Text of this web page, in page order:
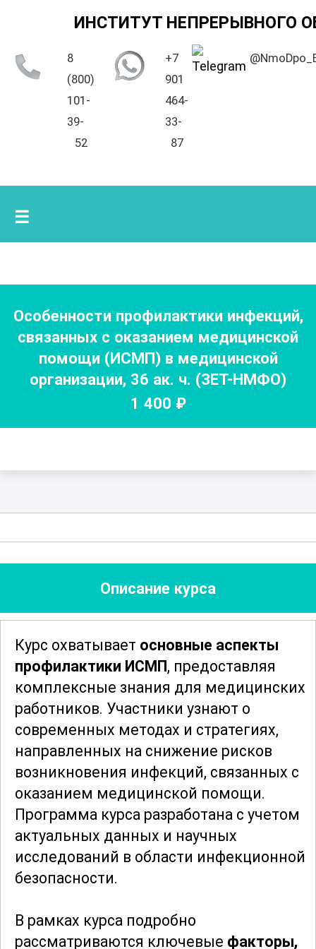
ИНСТИТУТ НЕПРЕРЫВНОГО
8
(800)
101-
39-
52
+7
901
464-
33-
87
☰
Особенности профилактики инфекций,
связанных с оказанием медицинской
помощи (ИСМП) в медицинской
организации, 36 ак. ч. (ЗЕТ-НМФО)
1 400 ₽
Описание курса
Курс охватывает основные аспекты
профилактики ИСМП , предоставляя
комплексные знания для медицинских
работников. Участники узнают о
современных методах и стратегиях,
направленных на снижение рисков
возникновения инфекций, связанных с
оказанием медицинской помощи.
Программа курса разработана с учетом
актуальных данных и научных
исследований в области инфекционной
безопасности.
В рамках курса подробно
рассматриваются ключевые факторы,